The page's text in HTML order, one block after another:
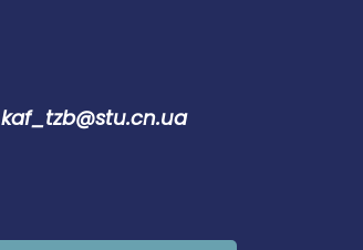
kaf_tzb@stu.cn.ua